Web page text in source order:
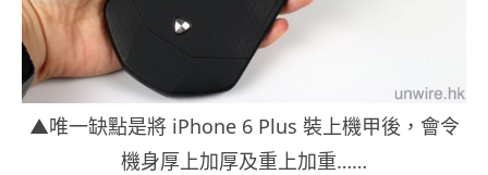
▲唯一缺點是將 iPhone 6 Plus 裝上機甲後，會令
機身厚上加厚及重上加重……